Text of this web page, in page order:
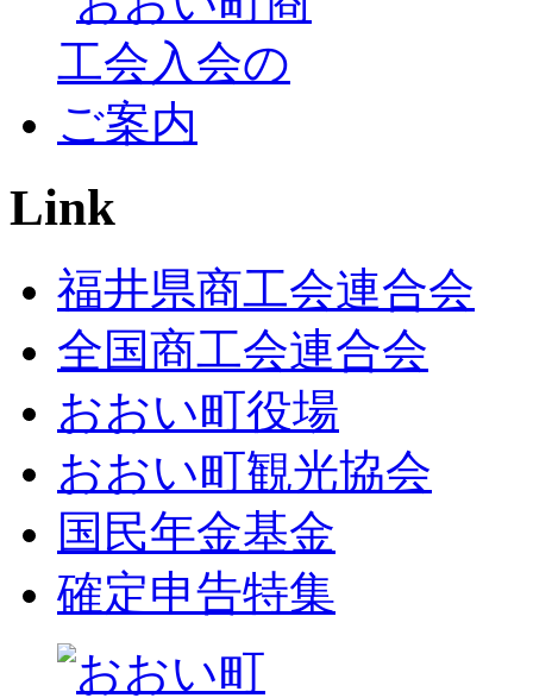
Link
福井県商工会連合会
全国商工会連合会
おおい町役場
おおい町観光協会
国民年金基金
確定申告特集